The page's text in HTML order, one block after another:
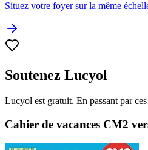
Situez votre foyer sur la même
Soutenez Lucyol
Lucyol est gratuit. En passant par
Cahier de vacances CM2